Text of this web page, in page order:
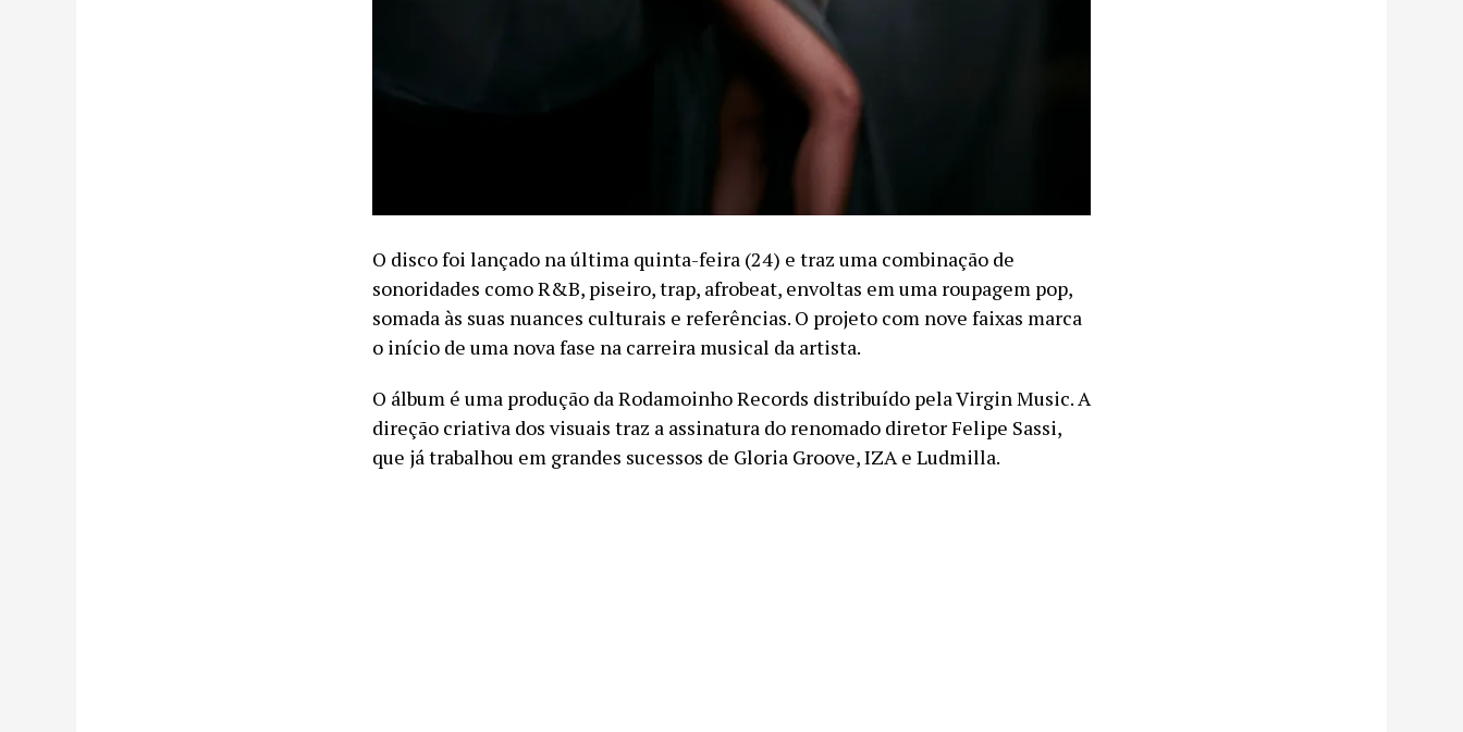
O disco foi lançado na última quinta-feira (24) e traz uma combinação de
sonoridades como R&B, piseiro, trap, afrobeat, envoltas em uma roupagem pop,
somada às suas nuances culturais e referências. O projeto com nove faixas marca
o início de uma nova fase na carreira musical da artista.
O álbum é uma produção da Rodamoinho Records distribuído pela Virgin Music. A
direção criativa dos visuais traz a assinatura do renomado diretor Felipe Sassi,
que já trabalhou em grandes sucessos de Gloria Groove, IZA e Ludmilla.